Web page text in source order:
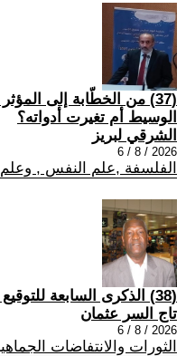
(37) من الخطّابة إلى
الوسيط أم تغيرت أدواته؟
الشرقي لبريز
2026 / 8 / 6
الفلسفة ,علم النفس , وعلم
(38) الذكرى السابعة للتوقيع على الوثيقة الدستورية
تاج السر عثمان
2026 / 8 / 6
الثورات والانتفاضات